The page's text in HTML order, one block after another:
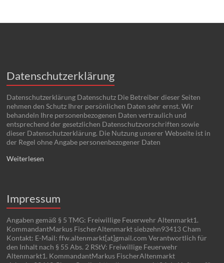
Datenschutzerklärung
Datenschutzerklärung Datenschutz Die Betreiber dieser Seiten
nehmen den Schutz Ihrer persönlichen Daten sehr ernst. Wir
behandeln Ihre personenbezogenen Daten vertraulich und
entsprechend der gesetzlichen Datenschutzvorschriften sowie
dieser Datenschutzerklärung. Die Nutzung unserer Webseite ist in
der Regel ohne Angabe personenbezogener Daten
Weiterlesen
Impressum
Angaben gemäß § 5 TMG: Freiwillige Feuerwehr Altenmarkt1.
KommandantMarkus FischerAltenmarkt siebzehn93413 Cham
Kontakt: E-Mail: ffw.altenmarkt[at]gmail.com Verantwortlich für
den Inhalt nach § 55 Abs. 2 RStV: Freiwillige Feuerwehr
Altenmarkt1. KommandantMarkus FischerAltenmarkt